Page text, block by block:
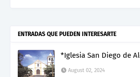
ENTRADAS QUE PUEDEN INTERESARTE
*Iglesia San Diego de
August 02, 2024